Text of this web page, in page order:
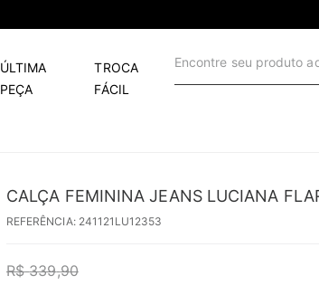
ÚLTIMA
PEÇA
TROCA
FÁCIL
Encontre seu
CALÇA FEMININA JEANS LUCIANA
REFERÊNCIA: 241121LU12353
R$ 339,90